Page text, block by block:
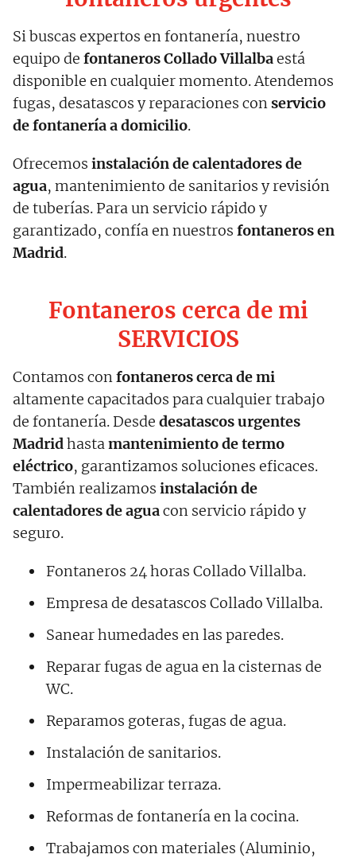
Si buscas expertos en fontanería, nuestro
equipo de fontaneros Collado Villalbaestá
disponible en cualquier momento. Atendemos
fugas, desatascos y reparaciones con servicio
de fontanería a domicilio.
Ofrecemos instalación de calentadores de
agua, mantenimiento de sanitarios y revisión
de tuberías. Para un servicio rápido y
garantizado, confía en nuestros fontaneros en
Madrid.
Fontaneros cerca de mi
SERVICIOS
Contamos confontaneros cerca de mi
altamente capacitados para cualquier trabajo
de fontanería. Desde desatascos urgentes
Madridhastamantenimiento de termo
eléctrico, garantizamos soluciones eficaces.
También realizamos instalación de
calentadores de aguacon servicio rápido y
seguro.
Fontaneros 24 horas Collado Villalba.
Empresa de desatascos Collado Villalba.
Sanear humedades en las paredes.
Reparar fugas de agua en la cisternas de
WC.
Reparamos goteras, fugas de agua.
Instalación de sanitarios.
Impermeabilizar terraza.
Reformas de fontanería en la cocina.
Trabajamos con materiales (Aluminio,